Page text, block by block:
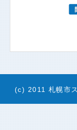
(c) 2011 札幌市